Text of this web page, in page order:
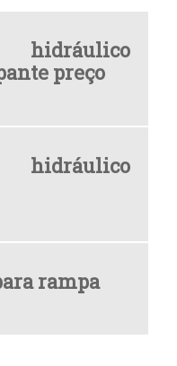
hidráulico
preço
hidráulico
rampa